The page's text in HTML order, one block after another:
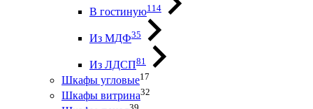
В гостиную114
Из МДФ35
Из ЛДСП81
Шкафы угловые17
Шкафы витрина32